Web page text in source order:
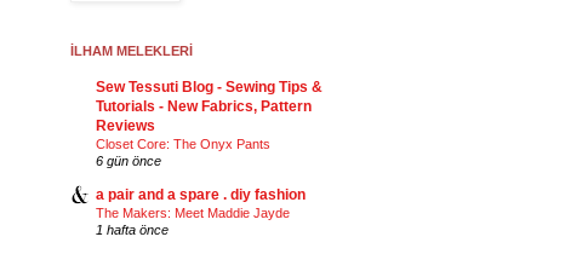
İLHAM MELEKLERİ
Sew Tessuti Blog - Sewing Tips &
Tutorials - New Fabrics, Pattern
Reviews
Closet Core: The Onyx Pants
6 gün önce
a pair and a spare . diy fashion
The Makers: Meet Maddie Jayde
1 hafta önce